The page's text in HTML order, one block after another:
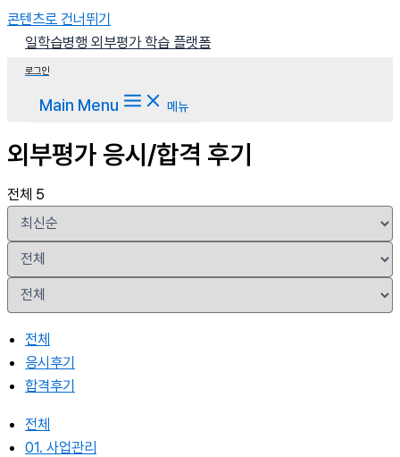
콘텐츠로 건너뛰기
일학습병행 외부평가 학습 플랫폼
로그인
Main Menu 메뉴
외부평가 응시/합격 후기
전체 5
전체
응시후기
합격후기
전체
01. 사업관리